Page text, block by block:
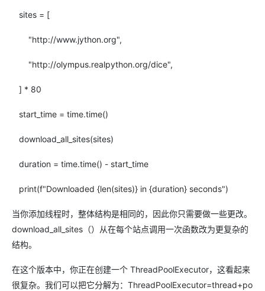
sites = [
"http://www.jython.org",
"http://olympus.realpython.org/dice",
] * 80
start_time = time.time()
download_all_sites(sites)
duration = time.time() - start_time
print(f"Downloaded {len(sites)} in {duration} seconds")
当你添加线程时，整体结构是相同的，因此你只需要做一些更改。
download_all_sites（）从在每个站点调用一次函数改为更复杂的
结构。
在这个版本中，你正在创建一个 ThreadPoolExecutor，这看起来
很复杂。我们可以把它分解为：ThreadPoolExecutor=thread+po